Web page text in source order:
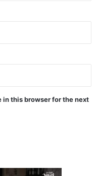
in this browser for the next